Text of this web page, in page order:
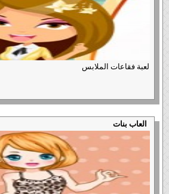
لعبة فقاعات الملابس
العاب بنات